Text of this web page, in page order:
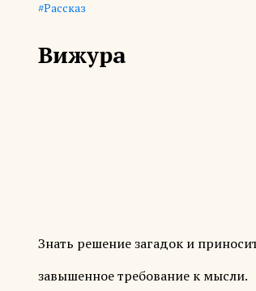
Рассказ
Вижура
Знать решение загадок и
завышенное требование к мысли.